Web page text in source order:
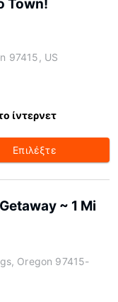
Town!
97415, US
ίντερνετ
Επιλέξτε
~ 1 Mi
Oregon 97415-